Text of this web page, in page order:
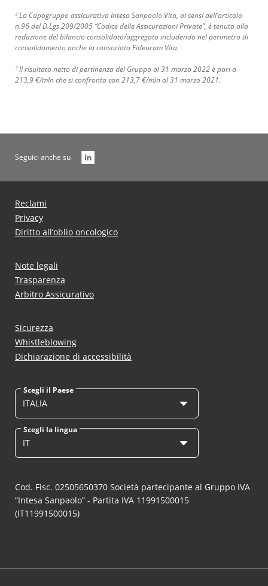
² La Capogruppo assicurativa Intesa Sanpaolo Vita, ai sensi dell’articolo
n.96 del D.Lgs 209/2005 “Codice delle Assicurazioni Private”, è tenuta alla
redazione del bilancio consolidato/aggregato includendo nel perimetro di
consolidamento anche la consociata Fideuram Vita.
³ Il risultato netto di pertinenza del Gruppo al 31 marzo 2022 è pari a
213,9 €/mln che si confronta con 213,7 €/mln al 31 marzo 2021.
Seguici anche su
Reclami
Privacy
Diritto all’oblio oncologico
Note legali
Trasparenza
Arbitro Assicurativo
Sicurezza
Whistleblowing
Dichiarazione di accessibilità
Scegli il Paese
ITALIA
Scegli la lingua
IT
Cod. Fisc. 02505650370 Società partecipante al Gruppo IVA
“Intesa Sanpaolo” - Partita IVA 11991500015
(IT11991500015)